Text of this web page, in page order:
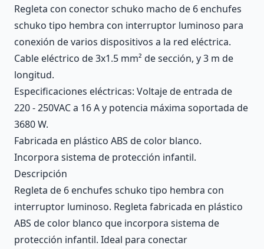
Regleta con conector schuko macho de 6 enchufes
schuko tipo hembra con interruptor luminoso para
conexión de varios dispositivos a la red eléctrica.
Cable eléctrico de 3x1.5 mm² de sección, y 3 m de
longitud.
Especificaciones eléctricas: Voltaje de entrada de
220 - 250VAC a 16 A y potencia máxima soportada de
3680 W.
Fabricada en plástico ABS de color blanco.
Incorpora sistema de protección infantil.
Descripción
Regleta de 6 enchufes schuko tipo hembra con
interruptor luminoso. Regleta fabricada en plástico
ABS de color blanco que incorpora sistema de
protección infantil. Ideal para conectar